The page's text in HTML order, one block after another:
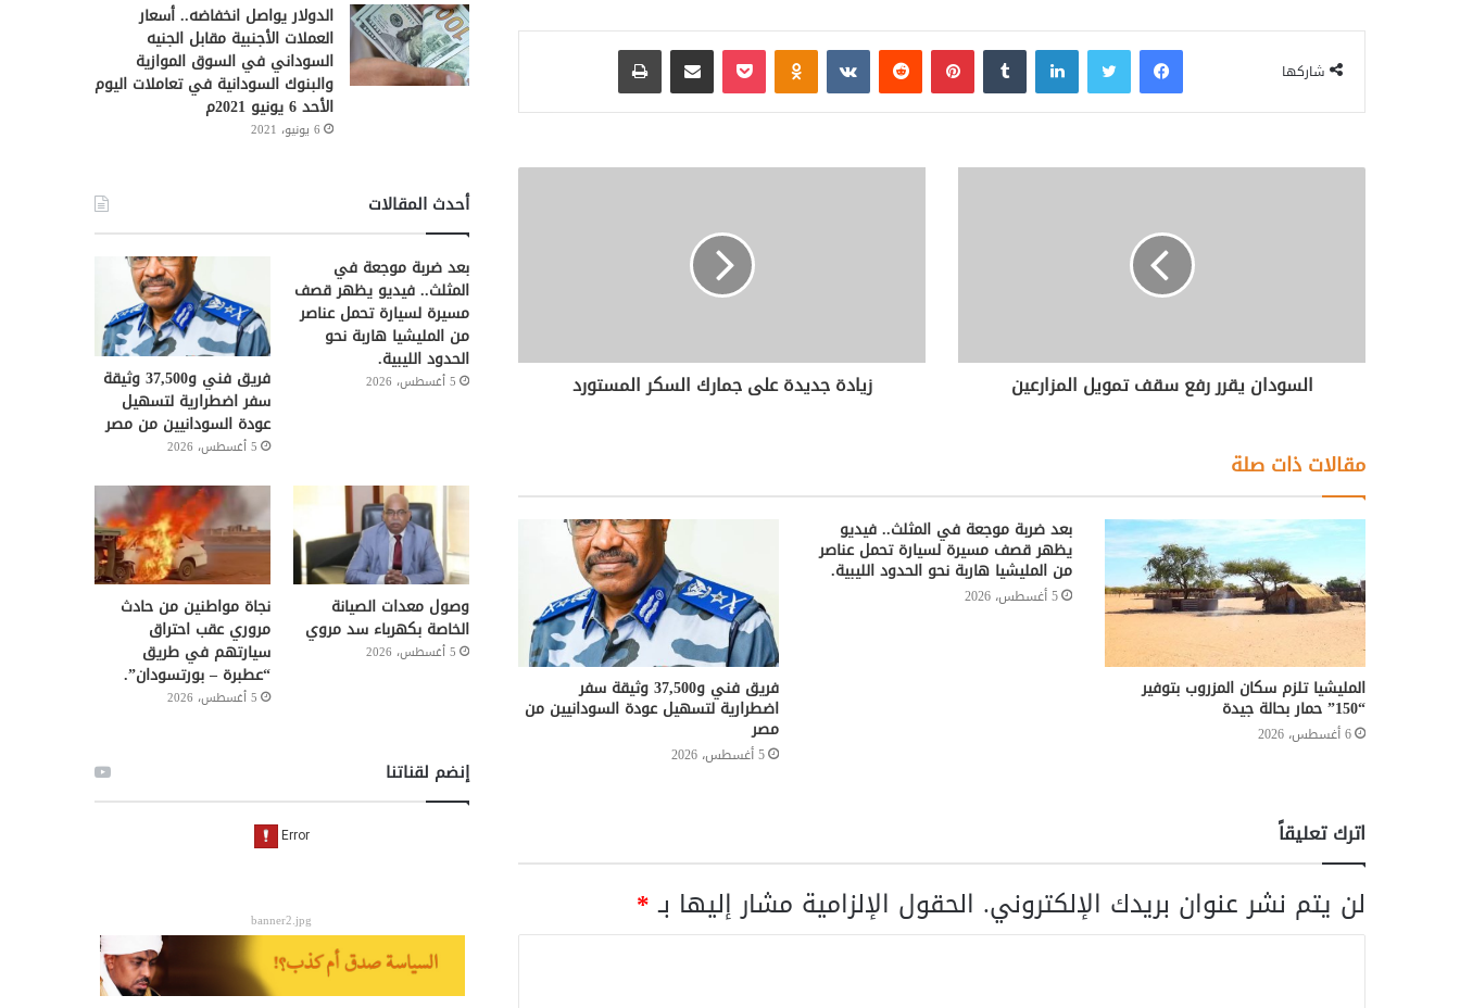
شاركها
فيسبوك لينكدإن بينتيريست بوكيت
السودان يقرر رفع سقف تمويل المزارعين زيادة جديدة على جمارك السكر المستورد
مقالات ذات صلة
المليشيا تلزم سكان المزروب بتوفير
“150” حمار بحالة جيدة
6 أغسطس، 2026
بعد ضربة موجعة في المثلث.. فيديو
يظهر قصف مسيرة لسيارة تحمل عناصر
من المليشيا هاربة نحو الحدود الليبية.
5 أغسطس، 2026
فريق فني و37,500 وثيقة سفر
اضطرارية لتسهيل عودة السودانيين من
مصر
5 أغسطس، 2026
اترك تعليقاً
لن يتم نشر عنوان بريدك الإلكتروني. الحقول الإلزامية مشار إليها بـ*
الدولار يواصل انخفاضه.. أسعار
العملات الأجنبية مقابل الجنيه
السوداني في السوق الموازية
والبنوك السودانية في تعاملات اليوم
الأحد 6 يونيو 2021م
6 يونيو، 2021
أحدث المقالات
بعد ضربة موجعة في
المثلث.. فيديو يظهر قصف
مسيرة لسيارة تحمل عناصر
من المليشيا هاربة نحو
الحدود الليبية.
5 أغسطس، 2026 فريق فني و37,500 وثيقة
سفر اضطرارية لتسهيل
عودة السودانيين من مصر
5 أغسطس، 2026
وصول معدات الصيانة
الخاصة بكهرباء سد مروي
5 أغسطس، 2026
نجاة مواطنين من حادث
مروري عقب احتراق
سيارتهم في طريق
“عطبرة – بورتسودان”.
5 أغسطس، 2026
إنضم لقناتنا
banner2.jpg